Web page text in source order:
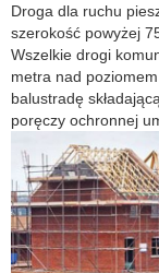
Droga dla ruchu
szerokość powyżej
Wszelkie drogi
metra nad
balustradę
poręczy ochronnej